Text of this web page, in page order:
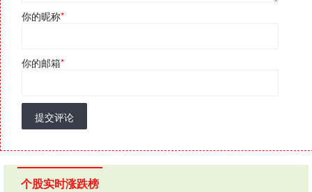
你的昵称*
你的邮箱*
提交评论
个股实时涨跌榜